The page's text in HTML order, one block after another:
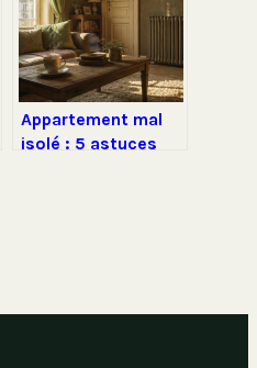
Appartement mal
isolé : 5 astuces